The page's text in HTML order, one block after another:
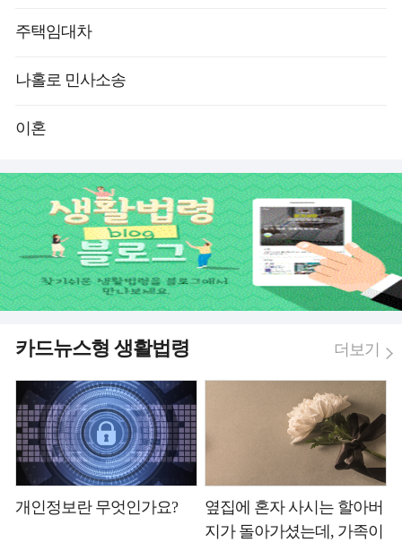
주택임대차
나홀로 민사소송
이혼
카드뉴스형 생활법령
개인정보란 무엇인가요?
옆집에 혼자 사시는 할아버
지가 돌아가셨는데, 가족이
더보기